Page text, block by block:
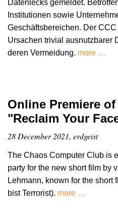
Datenlecks gemeldet.
Institutionen sowie
Geschäftsbereichen. Der
Ursachen trivial ausnutzbarer
deren Vermeidung. more …
Online Premiere
"Reclaim Your
28 December 2021, erdgeist
The Chaos Computer Club is
party for the new short film by
Lehmann, known for the short
bist Terrorist). more …